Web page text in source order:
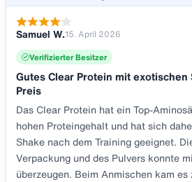
Samuel W.15. April 2026
Verifizierter Besitzer
Gutes Clear Protein mit exotischen
Preis
Das Clear Protein hat ein Top-
hohen Proteingehalt und hat sich
Shake nach dem Training geeignet.
Verpackung und des Pulvers konnte
überzeugen. Beim Anmischen kam es